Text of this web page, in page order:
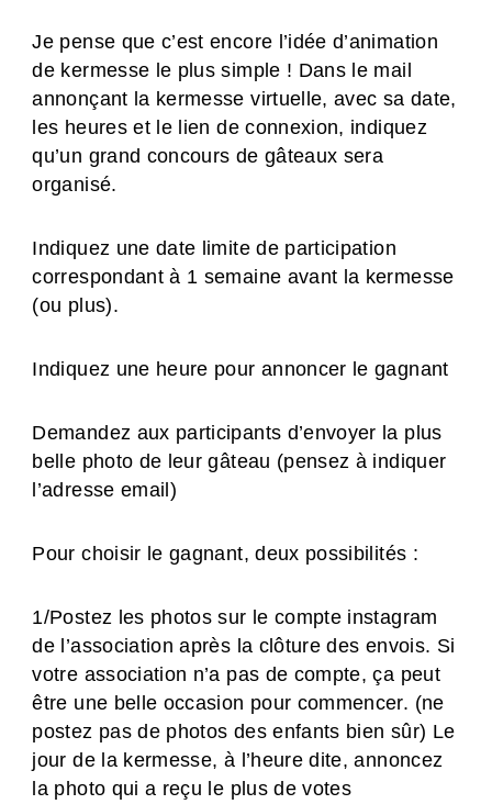
Je pense que c’est encore l’idée d’animation
de kermesse le plus simple ! Dans le mail
annonçant la kermesse virtuelle, avec sa date,
les heures et le lien de connexion, indiquez
qu’un grand concours de gâteaux sera
organisé.
Indiquez une date limite de participation
correspondant à 1 semaine avant la kermesse
(ou plus).
Indiquez une heure pour annoncer le gagnant
Demandez aux participants d’envoyer la plus
belle photo de leur gâteau (pensez à indiquer
l’adresse email)
Pour choisir le gagnant, deux possibilités :
1/Postez les photos sur le compte instagram
de l’association après la clôture des envois. Si
votre association n’a pas de compte, ça peut
être une belle occasion pour commencer. (ne
postez pas de photos des enfants bien sûr) Le
jour de la kermesse, à l’heure dite, annoncez
la photo qui a reçu le plus de votes